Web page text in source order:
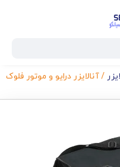
/ آنالایزر درایو و موتور فلوک